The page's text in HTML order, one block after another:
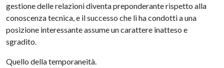
gestione delle relazioni diventa preponderante rispetto alla
conoscenza tecnica, e il successo che li ha condotti a una
posizione interessante assume un carattere inatteso e
sgradito.
Quello della temporaneità.